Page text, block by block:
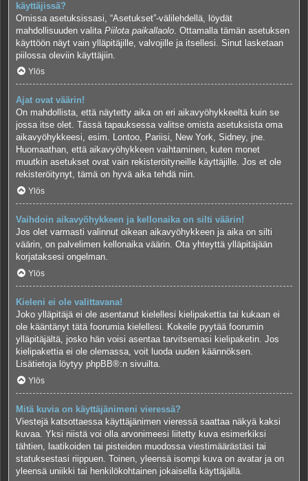
käyttäjissä?
Omissa asetuksissasi, “Asetukset”-välilehdellä, löydät
mahdollisuuden valita Piilota paikallaolo . Ottamalla tämän asetuksen
käyttöön näyt vain ylläpitäjille, valvojille ja itsellesi. Sinut lasketaan
piilossa oleviin käyttäjiin.
Ylös
Ajat ovat väärin!
On mahdollista, että näytetty aika on eri aikavyöhykkeeltä kuin se
jossa itse olet. Tässä tapauksessa valitse omista asetuksista oma
aikavyöhykkeesi, esim. Lontoo, Pariisi, New York, Sidney, jne.
Huomaathan, että aikavyöhykkeen vaihtaminen, kuten monet
muutkin asetukset ovat vain rekisteröityneille käyttäjille. Jos et ole
rekisteröitynyt, tämä on hyvä aika tehdä niin.
Ylös
Vaihdoin aikavyöhykkeen ja kellonaika on silti väärin!
Jos olet varmasti valinnut oikean aikavyöhykkeen ja aika on silti
väärin, on palvelimen kellonaika väärin. Ota yhteyttä ylläpitäjään
korjataksesi ongelman.
Ylös
Kieleni ei ole valittavana!
Joko ylläpitäjä ei ole asentanut kielellesi kielipakettia tai kukaan ei
ole kääntänyt tätä foorumia kielellesi. Kokeile pyytää foorumin
ylläpitäjältä, josko hän voisi asentaa tarvitsemasi kielipaketin. Jos
kielipakettia ei ole olemassa, voit luoda uuden käännöksen.
Lisätietoja löytyy phpBB®:n sivuilta.
Ylös
Mitä kuvia on käyttäjänimeni vieressä?
Viestejä katsottaessa käyttäjänimen vieressä saattaa näkyä kaksi
kuvaa. Yksi niistä voi olla arvonimeesi liitetty kuva esimerkiksi
tähtien, laatikoiden tai pisteiden muodossa viestimäärästäsi tai
statuksestasi riippuen. Toinen, yleensä isompi kuva on avatar ja on
yleensä uniikki tai henkilökohtainen jokaisella käyttäjällä.